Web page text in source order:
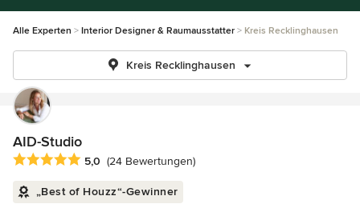
Alle Experten Interior Designer & Raumausstatter Kreis Recklinghausen
Kreis Recklinghausen
AID-Studio
Durchschnittliche Bewertung: 5 von 5 Sternen
5,0 (24 Bewertungen)
„Best of Houzz“-Gewinner